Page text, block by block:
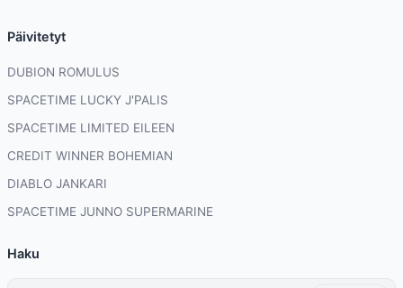
Päivitetyt
DUBION ROMULUS
SPACETIME LUCKY J'PALIS
SPACETIME LIMITED EILEEN
CREDIT WINNER BOHEMIAN
DIABLO JANKARI
SPACETIME JUNNO SUPERMARINE
Haku